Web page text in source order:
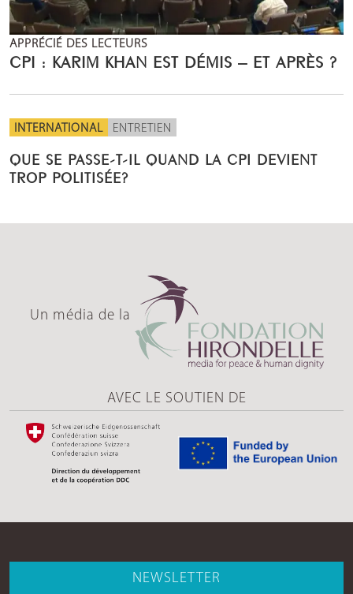
APPRÉCIÉ DES LECTEURS
CPI : KARIM KHAN EST DÉMIS – ET APRÈS ?
INTERNATIONAL ENTRETIEN
QUE SE PASSE-T-IL QUAND LA CPI DEVIENT
TROP POLITISÉE?
Un média de la
AVEC LE SOUTIEN DE
NEWSLETTER